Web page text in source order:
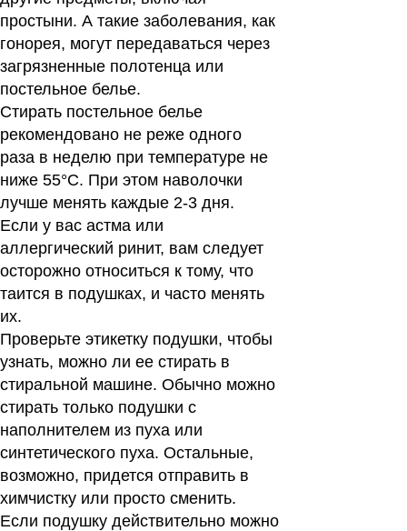
простыни. А такие заболевания, как
гонорея, могут передаваться через
загрязненные полотенца или
постельное белье.
Стирать постельное белье
рекомендовано не реже одного
раза в неделю при температуре не
ниже 55°С. При этом наволочки
лучше менять каждые 2-3 дня.
Если у вас астма или
аллергический ринит, вам следует
осторожно относиться к тому, что
таится в подушках, и часто менять
их.
Проверьте этикетку подушки, чтобы
узнать, можно ли ее стирать в
стиральной машине. Обычно можно
стирать только подушки с
наполнителем из пуха или
синтетического пуха. Остальные,
возможно, придется отправить в
химчистку или просто сменить.
Если подушку действительно можно